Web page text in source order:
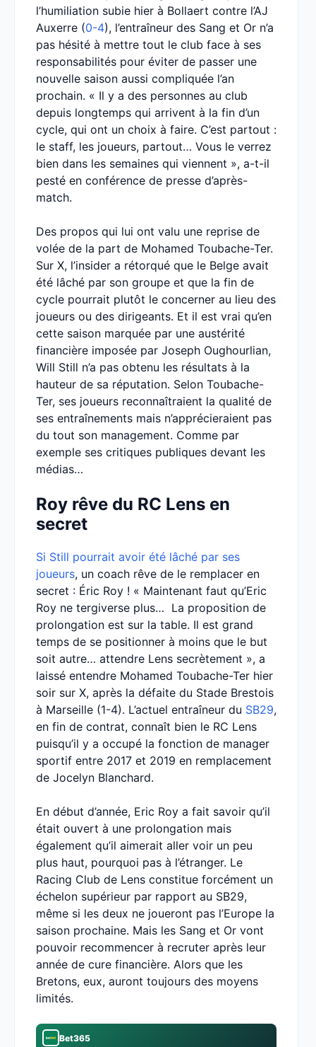
l’humiliation subie hier à Bollaert contre l’AJ
Auxerre (0-4), l’entraîneur des Sang et Or n’a
pas hésité à mettre tout le club face à ses
responsabilités pour éviter de passer une
nouvelle saison aussi compliquée l’an
prochain. « Il y a des personnes au club
depuis longtemps qui arrivent à la fin d’un
cycle, qui ont un choix à faire. C’est partout :
le staff, les joueurs, partout… Vous le verrez
bien dans les semaines qui viennent », a-t-il
pesté en conférence de presse d’après-
match.
Des propos qui lui ont valu une reprise de
volée de la part de Mohamed Toubache-Ter.
Sur X, l’insider a rétorqué que le Belge avait
été lâché par son groupe et que la fin de
cycle pourrait plutôt le concerner au lieu des
joueurs ou des dirigeants. Et il est vrai qu’en
cette saison marquée par une austérité
financière imposée par Joseph Oughourlian,
Will Still n’a pas obtenu les résultats à la
hauteur de sa réputation. Selon Toubache-
Ter, ses joueurs reconnaîtraient la qualité de
ses entraînements mais n’apprécieraient pas
du tout son management. Comme par
exemple ses critiques publiques devant les
médias…
Roy rêve du RC Lens en
secret
Si Still pourrait avoir été lâché par ses
joueurs, un coach rêve de le remplacer en
secret : Éric Roy ! « Maintenant faut qu’Eric
Roy ne tergiverse plus… La proposition de
prolongation est sur la table. Il est grand
temps de se positionner à moins que le but
soit autre… attendre Lens secrètement », a
laissé entendre Mohamed Toubache-Ter hier
soir sur X, après la défaite du Stade Brestois
à Marseille (1-4). L’actuel entraîneur du SB29,
en fin de contrat, connaît bien le RC Lens
puisqu’il y a occupé la fonction de manager
sportif entre 2017 et 2019 en remplacement
de Jocelyn Blanchard.
En début d’année, Eric Roy a fait savoir qu’il
était ouvert à une prolongation mais
également qu’il aimerait aller voir un peu
plus haut, pourquoi pas à l’étranger. Le
Racing Club de Lens constitue forcément un
échelon supérieur par rapport au SB29,
même si les deux ne joueront pas l’Europe la
saison prochaine. Mais les Sang et Or vont
pouvoir recommencer à recruter après leur
année de cure financière. Alors que les
Bretons, eux, auront toujours des moyens
limités.
Bet365